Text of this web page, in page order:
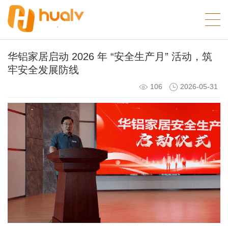
华铝家居启动 2026 年 “安全生产月” 活动，筑
牢安全发展防线
106 2026-05-31